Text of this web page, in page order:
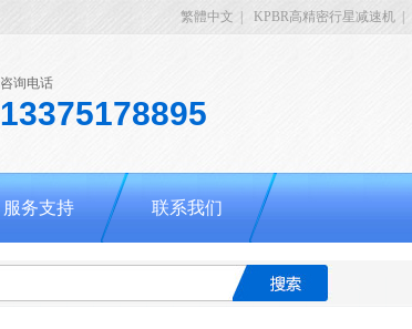
繁體中文 KPBR高精密行星减速机
咨询电话
13375178895
服务支持 联系我们